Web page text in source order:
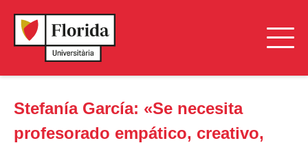
Stefanía García: «Se necesita
profesorado empático, creativo,